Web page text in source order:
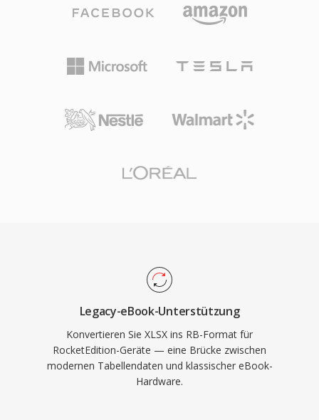
Legacy-eBook-Unterstützung
Konvertieren Sie XLSX ins RB-Format für
RocketEdition-Geräte — eine Brücke zwischen
modernen Tabellendaten und klassischer eBook-
Hardware.